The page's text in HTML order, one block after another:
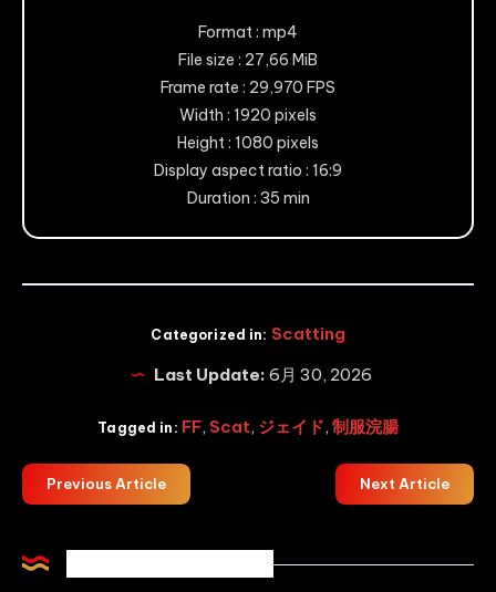
Format : mp4
File size : 27,66 MiB
Frame rate : 29,970 FPS
Width : 1920 pixels
Height : 1080 pixels
Display aspect ratio : 16:9
Duration : 35 min
Categorized in: Scatting
Last Update: 6月 30, 2026
Tagged in: FF, Scat, ジェイド, 制服浣腸
Previous Article Next Article